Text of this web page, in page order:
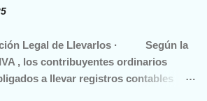
y el control tributario para
y ante procesos de fiscalización.
aplicar el sustraendo? 📌 Fórmula
Sustraendo = 83.3334 × UT ×
Legal de Llevarlos · Según la
, los contribuyentes ordinarios
a llevar registros contables